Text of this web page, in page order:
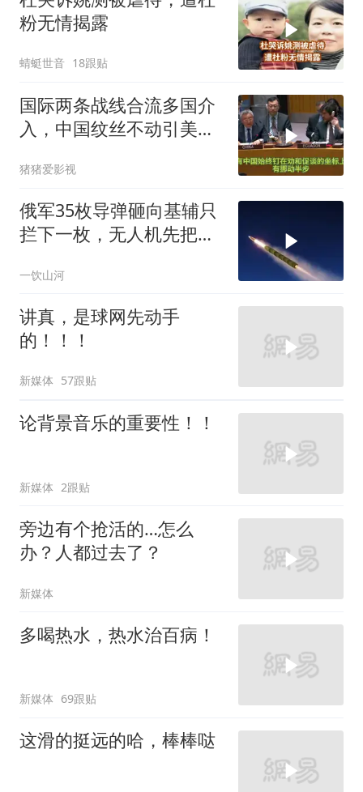
粉无情揭露
蜻蜓世音 18跟贴
国际两条战线合流多国介
入，中国纹丝不动引美方
猪猪爱影视
俄军35枚导弹砸向基辅只
拦下一枚，无人机先把爱
秋天反攻成了笑话
一饮山河
讲真，是球网先动手
的！！！
新媒体 57跟贴
论背景音乐的重要性！！
新媒体 2跟贴
旁边有个抢活的…怎么
办？人都过去了？
新媒体
多喝热水，热水治百病！
新媒体 69跟贴
这滑的挺远的哈，棒棒哒